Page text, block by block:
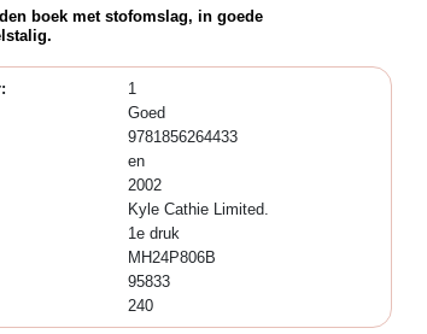
boek met stofomslag, in goede
1
Goed
9781856264433
en
2002
Kyle Cathie Limited.
1e druk
MH24P806B
95833
240